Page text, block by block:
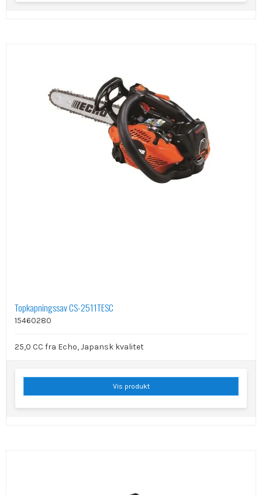
Topkapningssav CS-2511TESC
15460280
25,0 CC fra Echo, Japansk kvalitet
Vis produkt